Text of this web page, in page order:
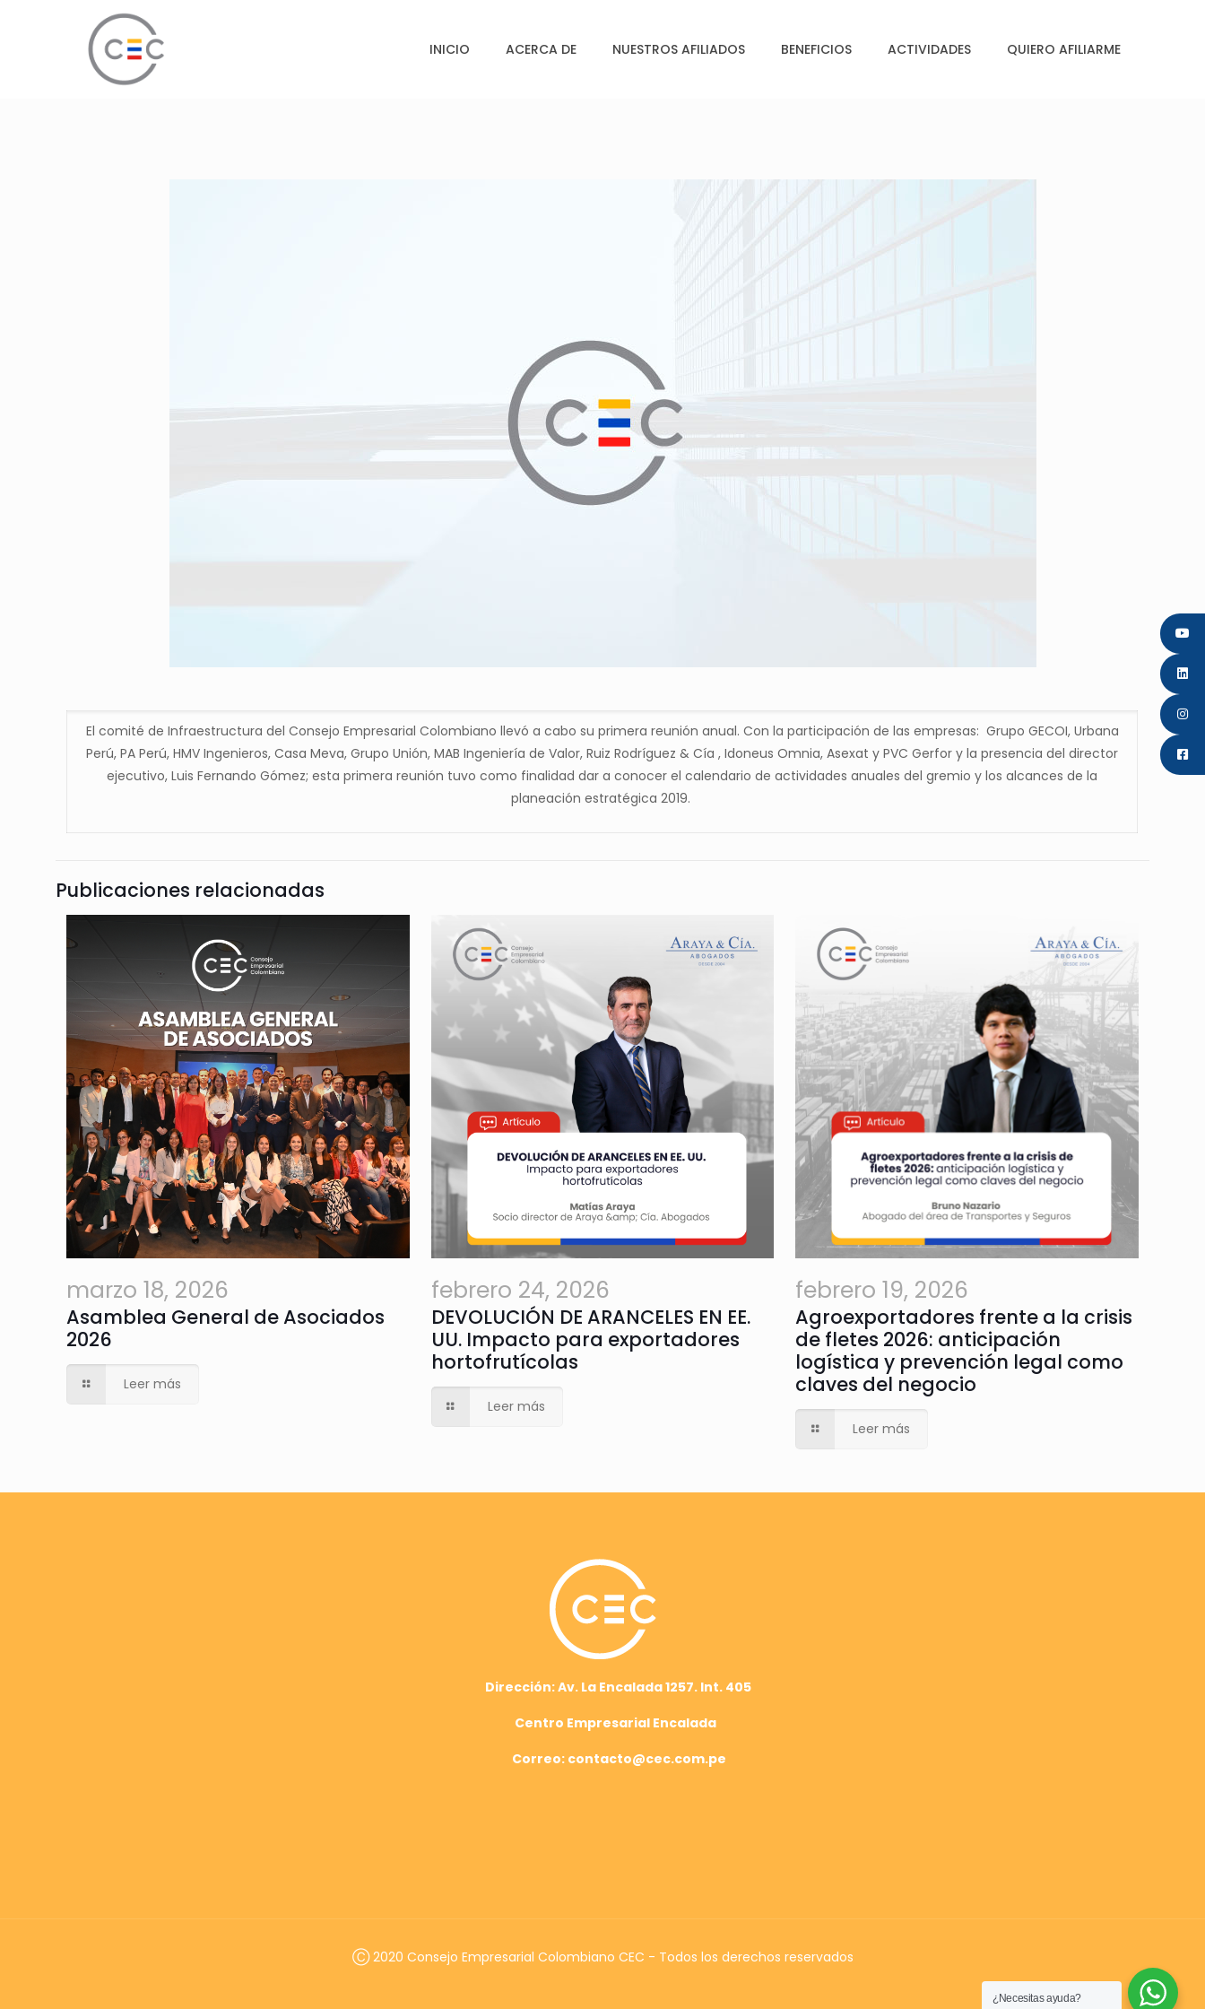
INICIO ACERCA DE NUESTROS AFILIADOS BENEFICIOS ACTIVIDADES QUIERO AFILIARME
El comité de Infraestructura del Consejo Empresarial Colombiano llevó a cabo su primera reunión anual. Con la participación de las empresas: Grupo GECOI, Urbana
Perú, PA Perú, HMV Ingenieros, Casa Meva, Grupo Unión, MAB Ingeniería de Valor, Ruiz Rodríguez & Cía , Idoneus Omnia, Asexat y PVC Gerfor y la presencia del director
ejecutivo, Luis Fernando Gómez; esta primera reunión tuvo como finalidad dar a conocer el calendario de actividades anuales del gremio y los alcances de la
planeación estratégica 2019.
Publicaciones relacionadas
marzo 18, 2026
Asamblea General de Asociados
2026
Leer más
febrero 24, 2026
DEVOLUCIÓN DE ARANCELES EN EE.
UU. Impacto para exportadores
hortofrutícolas
Leer más
febrero 19, 2026
Agroexportadores frente a la crisis
de fletes 2026: anticipación
logística y prevención legal como
claves del negocio
Leer más
Dirección: Av. La Encalada 1257. Int. 405
Centro Empresarial Encalada
Correo: contacto@cec.com.pe
Ⓒ 2020 Consejo Empresarial Colombiano CEC - Todos los derechos reservados
¿Necesitas ayuda?